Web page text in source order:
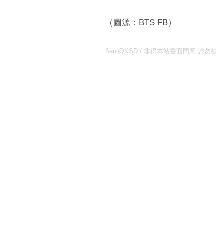
（圖源：BTS FB）
Sani@KSD / 非得本站書面同意 請勿